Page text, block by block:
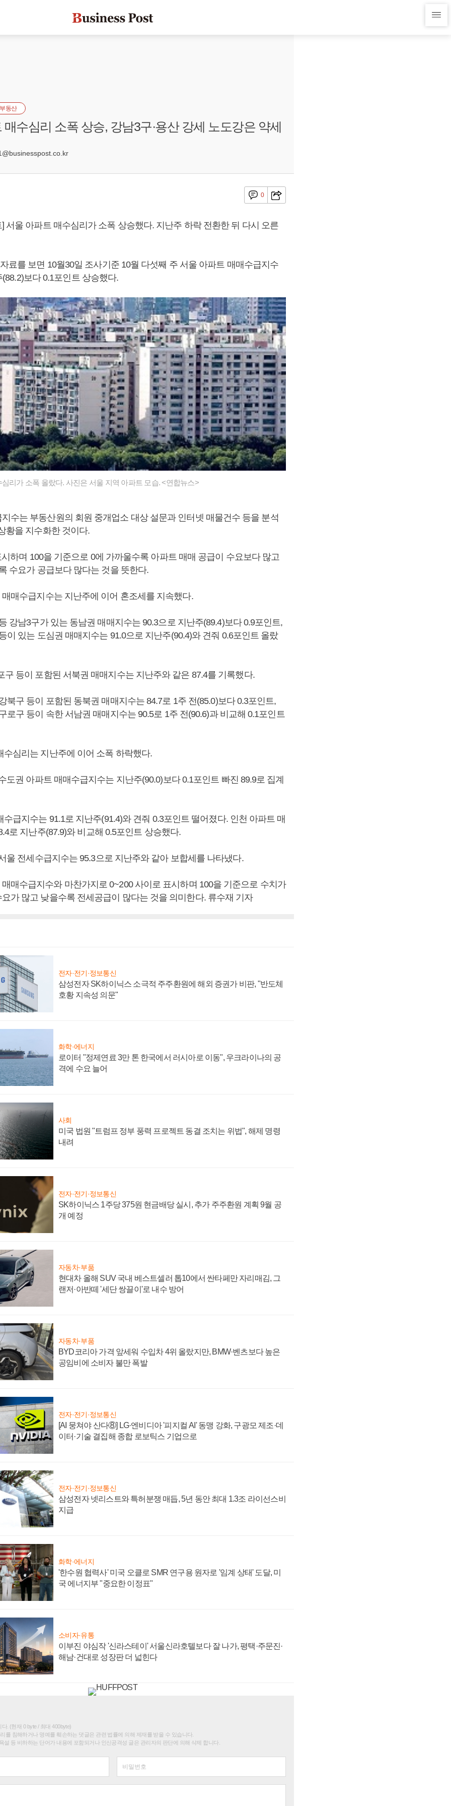
부동산
수심리 소폭 상승, 강남3구·용산 강세 노도강은 약세
0
서울 아파트 매수심리가 소폭 상승했다. 지난주 하락 전환한 뒤 다시 오른
료를 보면 10월30일 조사기준 10월 다섯째 주 서울 아파트 매매수급지수
보다 0.1포인트 상승했다.
리가 소폭 올랐다. 사진은 서울 지역 아파트 모습. <연합뉴스>
수는 부동산원의 회원 중개업소 대상 설문과 인터넷 매물건수 등을 분석
황을 지수화한 것이다.
하며 100을 기준으로 0에 가까울수록 아파트 매매 공급이 수요보다 많고
수요가 공급보다 많다는 것을 뜻한다.
매수급지수는 지난주에 이어 혼조세를 지속했다.
강남3구가 있는 동남권 매매지수는 90.3으로 지난주(89.4)보다 0.9포인트,
이 있는 도심권 매매지수는 91.0으로 지난주(90.4)와 견줘 0.6포인트 올랐
구 등이 포함된 서북권 매매지수는 지난주와 같은 87.4를 기록했다.
북구 등이 포함된 동북권 매매지수는 84.7로 1주 전(85.0)보다 0.3포인트,
로구 등이 속한 서남권 매매지수는 90.5로 1주 전(90.6)과 비교해 0.1포인트
수심리는 지난주에 이어 소폭 하락했다.
도권 아파트 매매수급지수는 지난주(90.0)보다 0.1포인트 빠진 89.9로 집계
급지수는 91.1로 지난주(91.4)와 견줘 0.3포인트 떨어졌다. 인천 아파트 매
로 지난주(87.9)와 비교해 0.5포인트 상승했다.
울 전세수급지수는 95.3으로 지난주와 같아 보합세를 나타냈다.
매수급지수와 마찬가지로 0~200 사이로 표시하며 100을 기준으로 수치가
가 많고 낮을수록 전세공급이 많다는 것을 의미한다. 류수재 기자
전자·전기·정보통신
삼성전자 SK하이닉스 소극적 주주환원에 해외 증권가 비판, "반도체
호황 지속성 의문"
화학·에너지
로이터 "정제연료 3만 톤 한국에서 러시아로 이동", 우크라이나의 공
격에 수요 늘어
사회
미국 법원 "트럼프 정부 풍력 프로젝트 동결 조치는 위법", 해제 명령
내려
전자·전기·정보통신
SK하이닉스 1주당 375원 현금배당 실시, 추가 주주환원 계획 9월 공
개 예정
자동차·부품
현대차 올해 SUV 국내 베스트셀러 톱10에서 싼타페만 자리매김, 그
랜저·아반떼 '세단 쌍끌이'로 내수 방어
자동차·부품
BYD코리아 가격 앞세워 수입차 4위 올랐지만, BMW·벤츠보다 높은
공임비에 소비자 불만 폭발
전자·전기·정보통신
[AI 뭉쳐야 산다⑧] LG·엔비디아 '피지컬 AI' 동맹 강화, 구광모 제조·데
이터·기술 결집해 종합 로보틱스 기업으로
전자·전기·정보통신
삼성전자 넷리스트와 특허분쟁 매듭, 5년 동안 최대 1.3조 라이선스비
지급
화학·에너지
'한수원 협력사' 미국 오클로 SMR 연구용 원자로 '임계 상태' 도달, 미
국 에너지부 "중요한 이정표"
소비자·유통
이부진 야심작 '신라스테이' 서울신라호텔보다 잘 나가, 평택·주문진·
해남·건대로 성장판 더 넓힌다
. (현재 0 byte / 최대 400byte)
를 침해하거나 명예를 훼손하는 댓글은 관련 법률에 의해 제재를 받을 수 있습니다.
설 등 비하하는 단어가 내용에 포함되거나 인신공격성 글은 관리자의 판단에 의해 삭제 합니다.